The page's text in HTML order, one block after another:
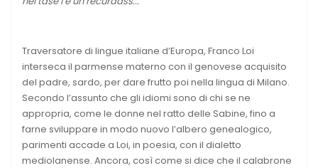
Traversatore di lingue italiane d’Europa, Franco Loi
interseca il parmense materno con il genovese acquisito
del padre, sardo, per dare frutto poi nella lingua di Milano.
Secondo l’assunto che gli idiomi sono di chi se ne
appropria, come le donne nel ratto delle Sabine, fino a
farne sviluppare in modo nuovo l’albero genealogico,
parimenti accade a Loi, in poesia, con il dialetto
mediolanense. Ancora, così come si dice che il calabrone